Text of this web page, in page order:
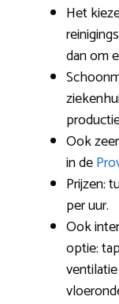
Het
dan om
Ook
in de
Prijzen:
per uur.
Ook
optie: